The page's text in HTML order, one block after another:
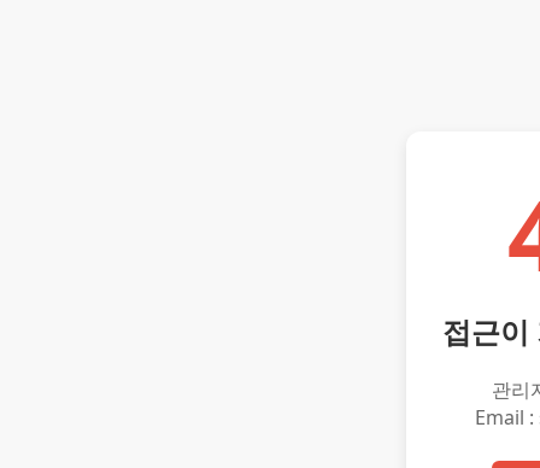
접근이
관리
Email